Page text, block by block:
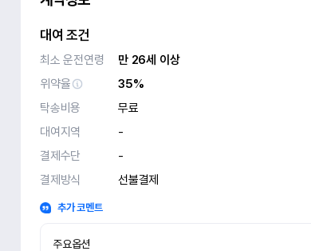
대여 조건
최소 운전연령
만 26세 이상
위약율
35%
탁송비용
무료
대여지역
-
결제수단
-
결제방식
선불결제
추가 코멘트
주요옵션